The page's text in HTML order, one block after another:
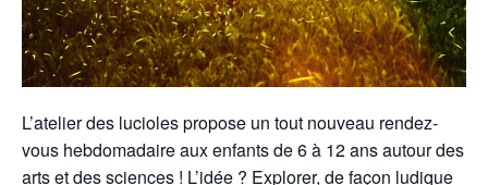
L’atelier des lucioles propose un tout nouveau rendez-
vous hebdomadaire aux enfants de 6 à 12 ans autour des
arts et des sciences ! L’idée ? Explorer, de façon ludique